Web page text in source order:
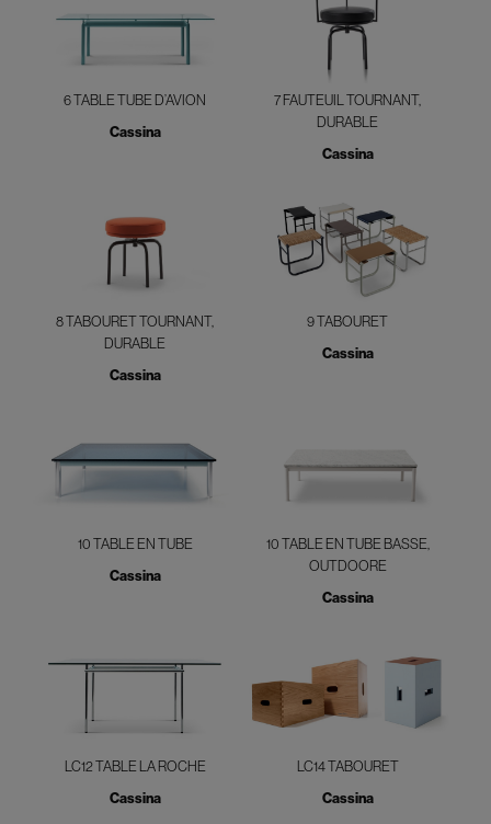
6 TABLE TUBE D’AVION
Cassina
7 FAUTEUIL TOURNANT,
DURABLE
Cassina
8 TABOURET TOURNANT,
DURABLE
Cassina
9 TABOURET
Cassina
10 TABLE EN TUBE
Cassina
10 TABLE EN TUBE BASSE,
OUTDOORE
Cassina
LC12 TABLE LA ROCHE
Cassina
LC14 TABOURET
Cassina